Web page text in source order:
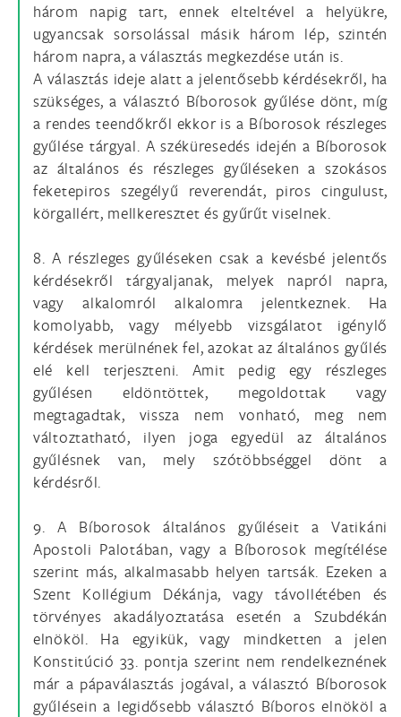
három napig tart, ennek elteltével a helyükre,
ugyancsak sorsolással másik három lép, szintén
három napra, a választás megkezdése után is.
A választás ideje alatt a jelentősebb kérdésekről, ha
szükséges, a választó Bíborosok gyűlése dönt, míg
a rendes teendőkről ekkor is a Bíborosok részleges
gyűlése tárgyal. A széküresedés idején a Bíborosok
az általános és részleges gyűléseken a szokásos
feketepiros szegélyű reverendát, piros cingulust,
körgallért, mellkeresztet és gyűrűt viselnek.
8. A részleges gyűléseken csak a kevésbé jelentős
kérdésekről tárgyaljanak, melyek napról napra,
vagy alkalomról alkalomra jelentkeznek. Ha
komolyabb, vagy mélyebb vizsgálatot igénylő
kérdések merülnének fel, azokat az általános gyűlés
elé kell terjeszteni. Amit pedig egy részleges
gyűlésen eldöntöttek, megoldottak vagy
megtagadtak, vissza nem vonható, meg nem
változtatható, ilyen joga egyedül az általános
gyűlésnek van, mely szótöbbséggel dönt a
kérdésről.
9. A Bíborosok általános gyűléseit a Vatikáni
Apostoli Palotában, vagy a Bíborosok megítélése
szerint más, alkalmasabb helyen tartsák. Ezeken a
Szent Kollégium Dékánja, vagy távollétében és
törvényes akadályoztatása esetén a Szubdékán
elnököl. Ha egyikük, vagy mindketten a jelen
Konstitúció 33. pontja szerint nem rendelkeznének
már a pápaválasztás jogával, a választó Bíborosok
gyűlésein a legidősebb választó Bíboros elnököl a